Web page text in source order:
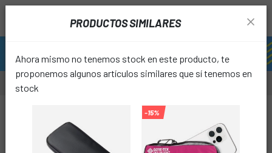
PRODUCTOS SIMILARES
Ahora mismo no tenemos stock en este producto, te
proponemos algunos artículos similares que sí tenemos en
stock
-15%